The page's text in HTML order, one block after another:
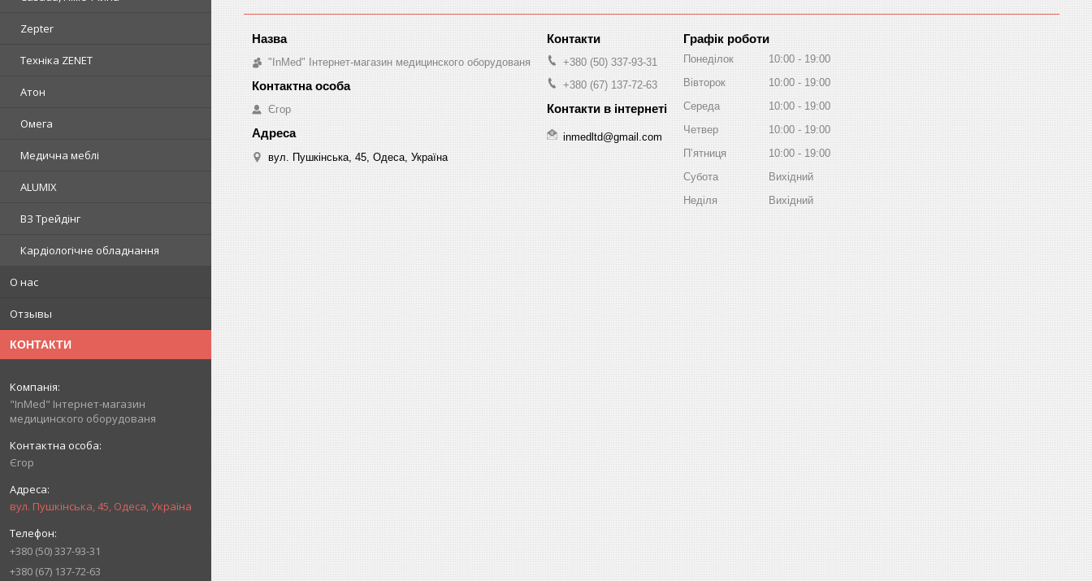
Zepter
Техніка ZENET
Атон
Омега
Медична меблі
ALUMIX
ВЗ Трейдінг
Кардіологічне обладнання
О нас
Отзывы
КОНТАКТИ
"InMed" Інтернет-магазин
медицинского оборудованя
Єгор
вул. Пушкінська, 45, Одеса, Україна
+380 (50) 337-93-31
+380 (67) 137-72-63
"InMed" Інтернет-магазин медицинского оборудованя
Єгор
вул. Пушкінська, 45, Одеса, Україна
+380 (50) 337-93-31
+380 (67) 137-72-63
inmedltd@gmail.com
Графік роботи
Понеділок 10:00
19:00
Вівторок
10:00
19:00
Середа
10:00
19:00
Четвер
10:00
19:00
Пʼятниця
10:00
19:00
Субота
Вихідний
Неділя
Вихідний